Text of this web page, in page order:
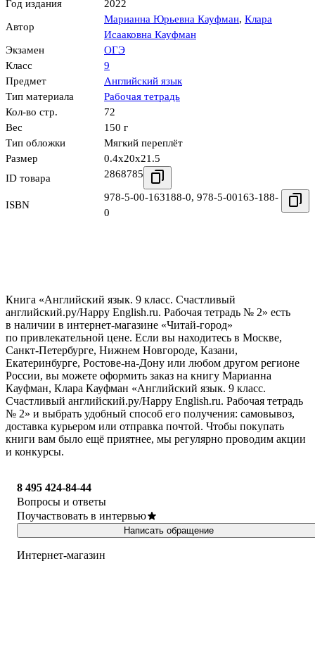
Год издания 2022
Автор
Марианна Юрьевна Кауфман, Клара
Исааковна Кауфман
Экзамен
ОГЭ
Класс
9
Предмет
Английский язык
Тип материала
Рабочая тетрадь
Кол-во стр.
72
Вес
150 г
Тип обложки
Мягкий переплёт
Размер
0.4x20x21.5
ID товара
2868785
ISBN
978-5-00-163188-0, 978-5-00163-188-
0
Книга «Английский язык. 9 класс. Счастливый
английский.ру/Happy English.ru. Рабочая тетрадь № 2» есть
в наличии в интернет-магазине «Читай-город»
по привлекательной цене. Если вы находитесь в Москве,
Санкт-Петербурге, Нижнем Новгороде, Казани,
Екатеринбурге, Ростове-на-Дону или любом другом регионе
России, вы можете оформить заказ на книгу Марианна
Кауфман, Клара Кауфман «Английский язык. 9 класс.
Счастливый английский.ру/Happy English.ru. Рабочая тетрадь
№ 2» и выбрать удобный способ его получения: самовывоз,
доставка курьером или отправка почтой. Чтобы покупать
книги вам было ещё приятнее, мы регулярно проводим акции
и конкурсы.
8 495 424-84-44
Вопросы и ответы
Поучаствовать в интервью
Написать обращение
Интернет-магазин